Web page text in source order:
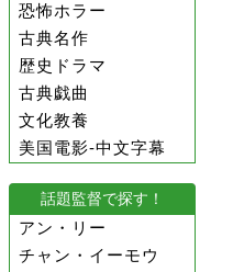
恐怖ホラー
古典名作
歴史ドラマ
古典戯曲
文化教養
美国電影-中文字幕
話題監督で探す！
アン・リー
チャン・イーモウ